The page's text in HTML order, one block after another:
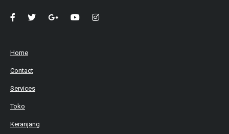
Home
Contact
Services
Toko
Keranjang